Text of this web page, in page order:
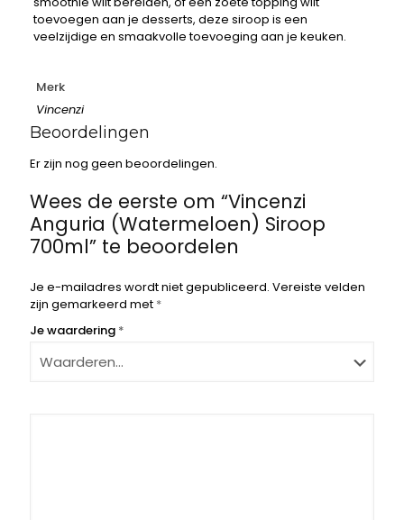
toevoegen aan je desserts, deze siroop is een
veelzijdige en smaakvolle toevoeging aan je keuken.
Merk
Vincenzi
Beoordelingen
Er zijn nog geen beoordelingen.
Wees de eerste om “Vincenzi
Anguria (Watermeloen) Siroop
700ml” te beoordelen
Je e-mailadres wordt niet gepubliceerd. Vereiste velden
zijn gemarkeerd met *
Je waardering *